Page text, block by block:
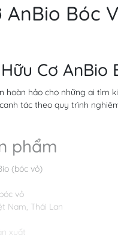
Bóc
Cơ AnBio
hoàn hảo cho những ai tìm
tác theo quy trình
phẩm
(bóc vỏ)
vỏ
Nam, Thái Lan
xuất